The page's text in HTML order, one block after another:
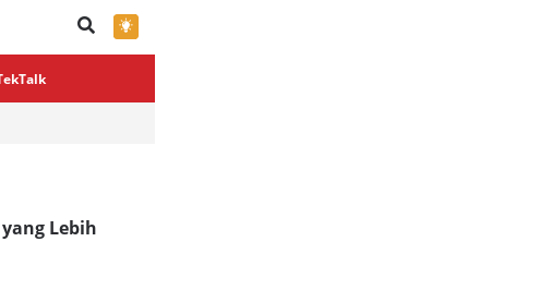
×
Lebih